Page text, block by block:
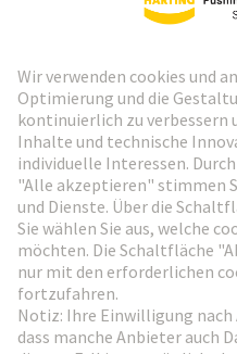
Weiter zur Anmeldung
Social Media